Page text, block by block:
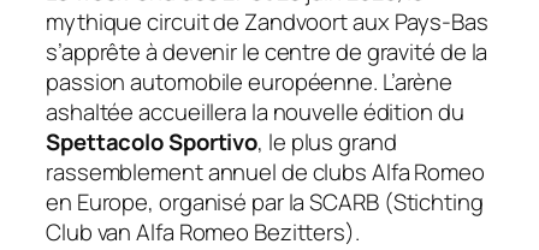
mythique circuit de Zandvoort aux Pays-Bas
s’apprête à devenir le centre de gravité de la
passion automobile européenne. L’arène
ashaltée accueillera la nouvelle édition du
Spettacolo Sportivo, le plus grand
rassemblement annuel de clubs Alfa Romeo
en Europe, organisé par la SCARB (Stichting
Club van Alfa Romeo Bezitters).